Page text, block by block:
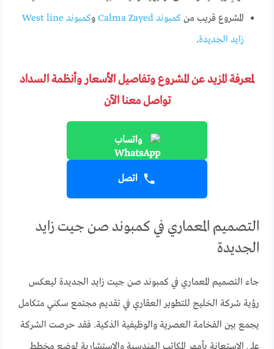
المشروع قريب منكمبوند Calma Zayed و
كمبوند West line
زايد الجديدة.
لمعرفة المزيد عن المشروع وتفاصيل الأسعار وأنظمة السداد
تواصل معنا الآن
واتساب
اتصل
التصميم المعماري في كمبوند صن جيت زايد
الجديدة
جاء التصميم المعماري في كمبوند صن جيت زايد الجديدة ليعكس
رؤية شركة الخليج للتطوير العقاري في تقديم مجتمع سكني متكامل
يجمع بين الفخامة العصرية والوظيفية الذكية. فقد حرصت الشركة